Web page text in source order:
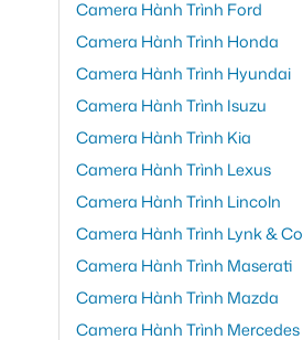
Camera Hành Trình Ford
Camera Hành Trình Honda
Camera Hành Trình Hyundai
Camera Hành Trình Isuzu
Camera Hành Trình Kia
Camera Hành Trình Lexus
Camera Hành Trình Lincoln
Camera Hành Trình Lynk & Co
Camera Hành Trình Maserati
Camera Hành Trình Mazda
Camera Hành Trình Mercedes